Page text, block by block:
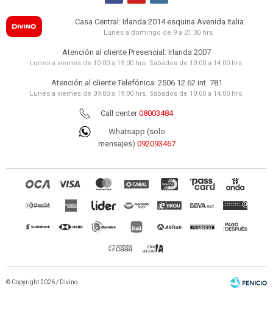
Casa Central: Irlanda 2014 esquina Avenida Italia
Lunes a domingo de 9 a 21:30 hrs.
Atención al cliente Presencial: Irlanda 2007
Lunes a viernes de 10:00 a 19:00 hrs. Sábados de 10:00 a 14:00 hrs.
Atención al cliente Telefónica: 2506 12 62 int. 781
Lunes a viernes de 09:00 a 19:00 hrs. Sábados de 10:00 a 14:00 hrs.
Call center08003484
Whatsapp (solo
mensajes) 092093467
© Copyright 2026 / Divino